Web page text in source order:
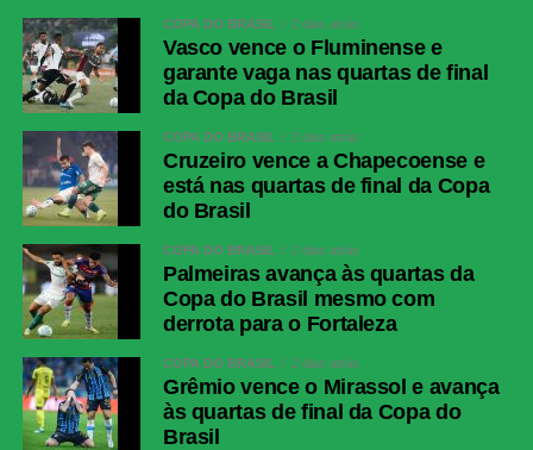
COPA DO BRASIL 2 dias atrás
Vasco vence o Fluminense e
garante vaga nas quartas de final
da Copa do Brasil
COPA DO BRASIL 2 dias atrás
Cruzeiro vence a Chapecoense e
está nas quartas de final da Copa
do Brasil
COPA DO BRASIL 2 dias atrás
Palmeiras avança às quartas da
Copa do Brasil mesmo com
derrota para o Fortaleza
COPA DO BRASIL 2 dias atrás
Grêmio vence o Mirassol e avança
às quartas de final da Copa do
Brasil